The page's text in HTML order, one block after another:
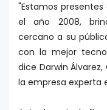
"Estamos
el año 2008,
cercano a su
con la mejor
dice Darwin
la empresa experta